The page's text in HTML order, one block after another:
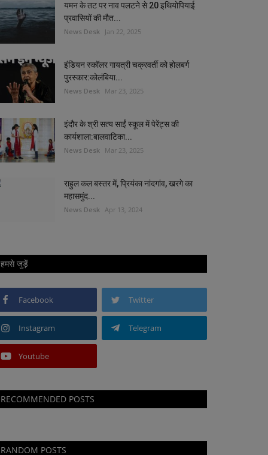
यमन के तट पर नाव पलटने से 20 इथियोपियाई
प्रवासियों की मौत...
News Desk Jan 22, 2025
इंडियन स्कॉलर गायत्री चक्रवर्ती को होलबर्ग
पुरस्कार:कोलंबिया...
News Desk Mar 23, 2025
इंदौर के श्री सत्य साईं स्कूल में पेरेंट्स की
कार्यशाला:बालवाटिका...
News Desk Mar 23, 2025
राहुल कल बस्तर में, प्रियंका नांदगांव, खरगे का
महासमुंद...
News Desk Apr 13, 2024
हमसे जुड़ें
Facebook Twitter
Instagram Telegram
Youtube
RECOMMENDED POSTS
RANDOM POSTS